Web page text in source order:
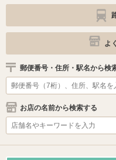
よ
郵便番号・住所・駅名から検
お店の名前から検索する